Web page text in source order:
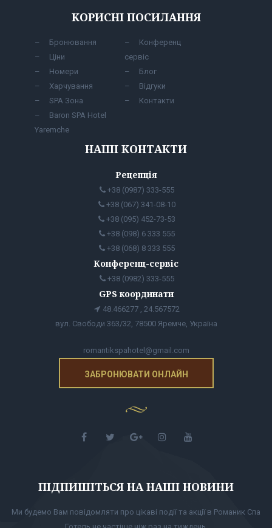
КОРИСНІ ПОСИЛАННЯ
Бронювання
Ціни
Номери
Харчування
SPA Зона
Baron SPA Hotel
Yaremche
Конференц
сервіс
Блог
Відгуки
Контакти
НАШІ КОНТАКТИ
Рецепція
+38 (0987) 333-555
+38 (067) 341-08-10
+38 (095) 452-73-53
+38 (098) 6 333 555
+38 (068) 8 333 555
Конференц-сервіс
+38 (0982) 333-555
GPS координати
48.466277 , 24.567572
вул. Свободи 363/32, 78500 Яремче, Україна
romantikspahotel@gmail.com
ЗАБРОНЮВАТИ ОНЛАЙН
ПІДПИШІТЬСЯ НА НАШІ НОВИНИ
Ми будемо Вам повідомляти про цікаві події та акції в Романик Спа